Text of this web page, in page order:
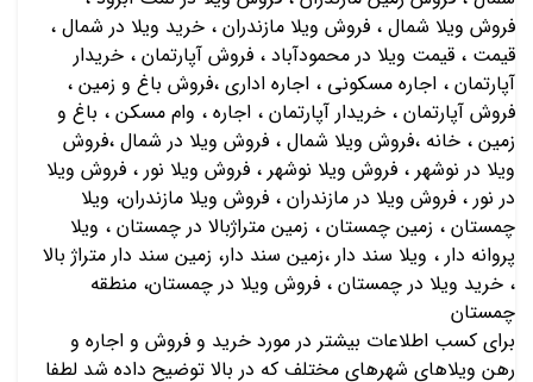
فروش ويلا شمال ، فروش ويلا مازندران ، خريد ويلا در شمال ،
قیمت ، قیمت ویلا در محمودآباد ، فروش آپارتمان ، خريدار
آپارتمان ، اجاره مسكوني ، اجاره اداري ،فروش باغ و زمين ،
فروش آپارتمان ، خريدار آپارتمان ، اجاره ، وام مسكن ، باغ و
زمين ، خانه ،فروش ویلا شمال ، فروش ویلا در شمال ،فروش
ویلا در نوشهر ، فروش ویلا نوشهر ، فروش ویلا نور ، فروش ویلا
در نور ، فروش ویلا در مازندران ، فروش ویلا مازندران، ویلا
چمستان ، زمین چمستان ، زمین متراژبالا در چمستان ، ویلا
پروانه دار ، ویلا سند دار ،زمین سند دار، زمین سند دار متراژ بالا
، خرید ویلا در چمستان ، فروش ویلا در چمستان، منطقه
چمستان
برای کسب اطلاعات بیشتر در مورد خرید و فروش و اجاره و
رهن ویلاهای شهرهای مختلف که در بالا توضیح داده شد لطفا